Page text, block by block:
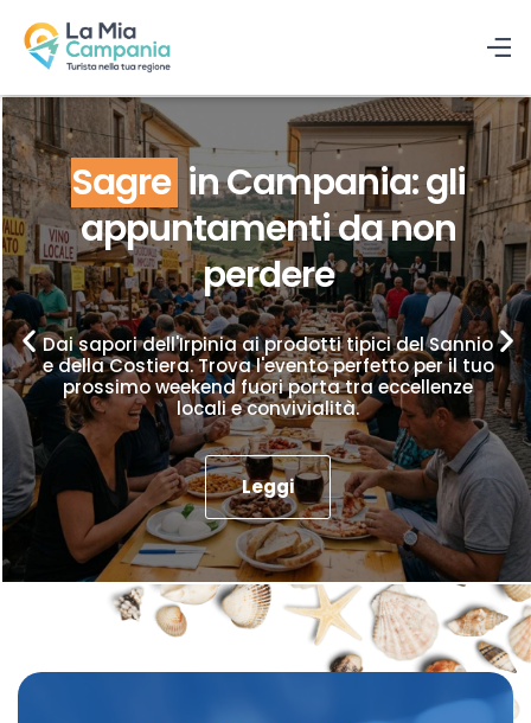
Sagre in Campania: gli
appuntamenti da non
perdere
Dai sapori dell'Irpinia ai prodotti tipici del Sannio
e della Costiera. Trova l'evento perfetto per il tuo
prossimo weekend fuori porta tra eccellenze
locali e convivialità.
Leggi